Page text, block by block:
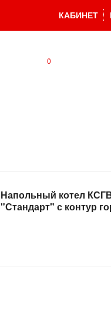
КАБИНЕТ
0
Напольный котел
"Стандарт" с контур